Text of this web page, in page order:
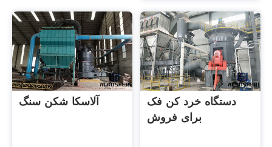
آلاسکا شکن سنگ
دستگاه خرد کن فک
برای فروش